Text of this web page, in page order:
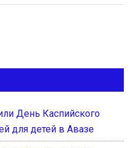
День Каспийского
для детей в Авазе